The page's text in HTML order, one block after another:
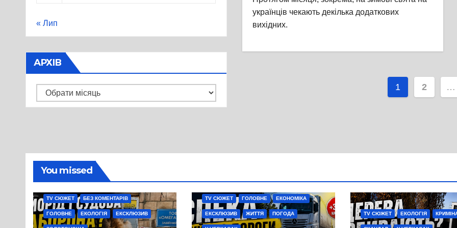
« Лип
АРХІВ
Архів
українців чекають декілька додаткових
вихідних.
Пагінація
1 2 …
You missed
TV СЮЖЕТ БЕЗ КОМЕНТАРІВ
ГОЛОВНЕ ЕКОЛОГІЯ ЕКСКЛЮЗИВ
TV СЮЖЕТ ГОЛОВНЕ ЕКОНОМІКА
ЕКСКЛЮЗИВ ЖИТТЯ ПОГОДА TV СЮЖЕТ ЕКОЛОГІЯ